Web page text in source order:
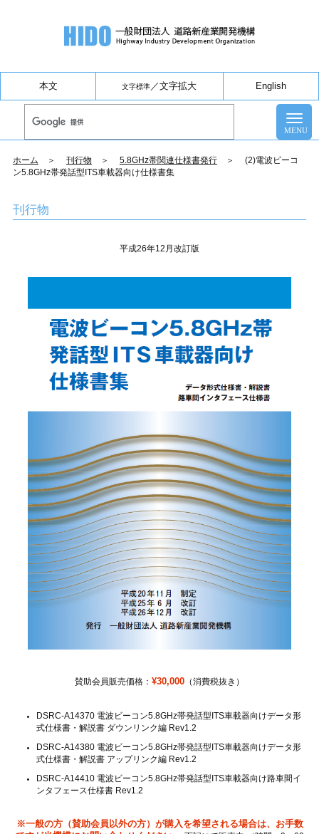
本文 文字標準／文字拡大 English
ホーム ＞ 刊行物 ＞ 5.8GHz帯関連仕様書発行＞ (2)電波ビーコ
ン5.8GHz帯発話型ITS車載器向け仕様書集
刊行物
平成26年12月改訂版
賛助会員販売価格： ¥30,000 （消費税抜き）
DSRC-A14370 電波ビーコン5.8GHz帯発話型ITS車載器向けデータ形
式仕様書・解説書 ダウンリンク編 Rev1.2
DSRC-A14380 電波ビーコン5.8GHz帯発話型ITS車載器向けデータ形
式仕様書・解説書 アップリンク編 Rev1.2
DSRC-A14410 電波ビーコン5.8GHz帯発話型ITS車載器向け路車間イ
ンタフェース仕様書 Rev1.2
※一般の方（賛助会員以外の方）が購入を希望される場合は、お手数